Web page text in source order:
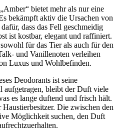
bietet mehr als nur eine
bekämpft aktiv die Ursachen von
dass das Fell geschmeidig
ist kostbar, elegant und raffiniert.
für das Tier als auch für den
und Vanillenoten verleihen
Luxus und Wohlbefinden.
Deodorants ist seine
aufgetragen, bleibt der Duft viele
es lange duftend und frisch hält.
Die zwischen den
Möglichkeit suchen, den Duft